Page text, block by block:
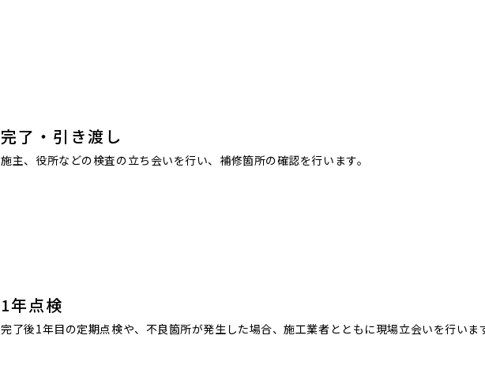
完了・引き渡し
施主、役所などの検査の立ち会いを行い、補修箇所の確認を行います。
1年点検
完了後1年目の定期点検や、不良箇所が発生した場合、施工業者とともに現場立会いを行いま